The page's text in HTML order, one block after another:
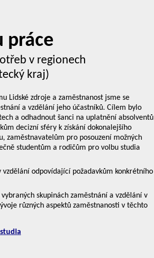
práce
v regionech
kraj)
Lidské zdroje a zaměstnanost jsme se
a vzdělání jeho účastníků. Cílem bylo
a odhadnout šanci na uplatnění absolventů
decizní sféry k získání dokonalejšího
zaměstnavatelům pro posouzení možných
studentům a rodičům pro volbu studia
odpovídající požadavkům konkrétního
skupinách zaměstnání a vzdělání v
různých aspektů zaměstnanosti v těchto